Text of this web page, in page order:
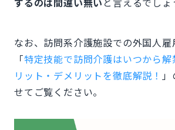
なお、訪問系介護施設での外国人
「特定技能で訪問介護はいつから
リット・デメリットを徹底解説！ 」
せてご覧ください。